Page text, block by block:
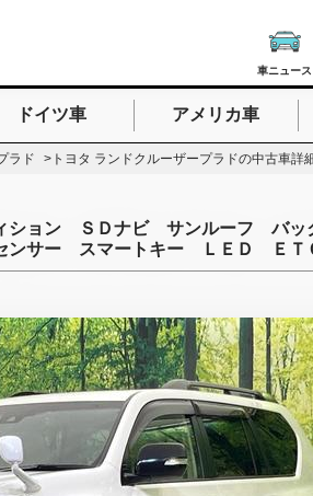
車ニュース
ードを入力
ドイツ車 アメリカ車
ラド トヨタ ランドクルーザープラドの中古車詳
ション ＳＤナビ サンルーフ バ
ンサー スマートキー ＬＥＤ ＥＴ